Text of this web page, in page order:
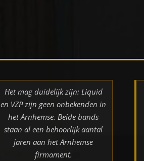
Het mag duidelijk zijn: Liquid
en VZP zijn geen onbekenden in
het Arnhemse. Beide bands
staan al een behoorlijk aantal
jaren aan het Arnhemse
firmament.